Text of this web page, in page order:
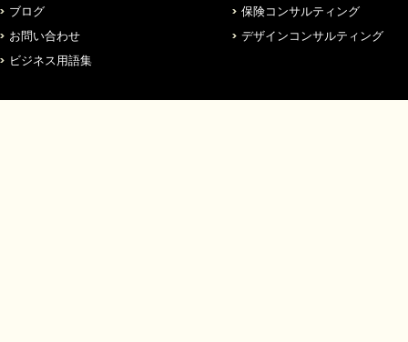
ブログ
お問い合わせ
ビジネス用語集
保険コンサルティング
デザインコンサルティング